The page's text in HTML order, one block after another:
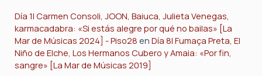
Día 1| Carmen Consoli, JOON, Baiuca, Julieta Venegas,
karmacadabra: «Si estás alegre por qué no bailas» [La
Mar de Músicas 2024] - Piso28 enDía 8| Fumaça Preta, El
Niño de Elche, Los Hermanos Cubero y Amaia: «Por fin,
sangre» [La Mar de Músicas 2019]